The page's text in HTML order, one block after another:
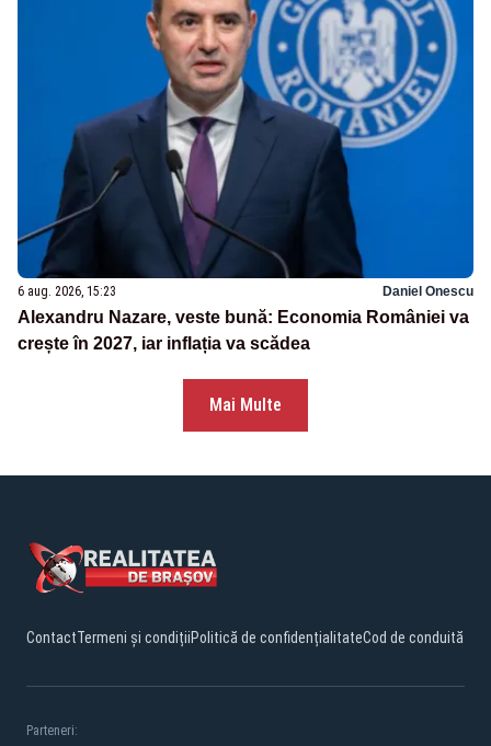
6 aug. 2026, 15:23 Daniel Onescu
Alexandru Nazare, veste bună: Economia României va
crește în 2027, iar inflația va scădea
Mai Multe
ContactTermeni și condițiiPolitică de confidențialitateCod de conduită
Parteneri: